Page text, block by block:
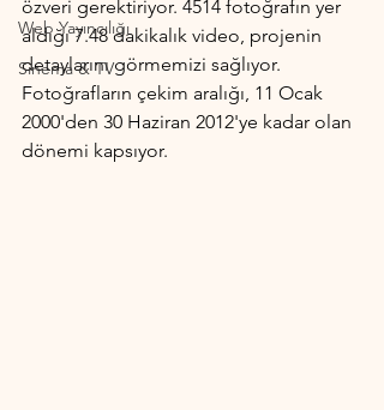
Web Yayıncılığı
Sinema & TV
özveri gerektiriyor. 4514 fotoğrafın yer
aldığı 7.48 dakikalık video, projenin
detaylarını görmemizi sağlıyor.
Fotoğrafların çekim aralığı, 11 Ocak
2000'den 30 Haziran 2012'ye kadar olan
dönemi kapsıyor.